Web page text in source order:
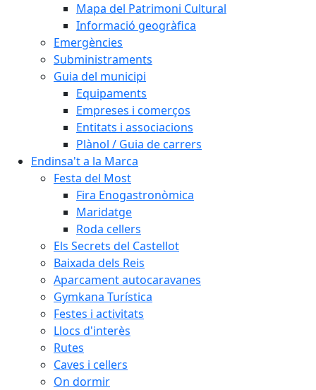
Mapa del Patrimoni Cultural
Informació geogràfica
Emergències
Subministraments
Guia del municipi
Equipaments
Empreses i comerços
Entitats i associacions
Plànol / Guia de carrers
Endinsa't a la Marca
Festa del Most
Fira Enogastronòmica
Maridatge
Roda cellers
Els Secrets del Castellot
Baixada dels Reis
Aparcament autocaravanes
Gymkana Turística
Festes i activitats
Llocs d'interès
Rutes
Caves i cellers
On dormir